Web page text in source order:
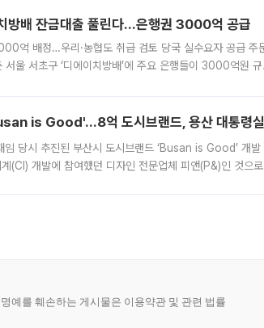
방배 잔금대출 풀린다…은행권 3000억 공급
억 배정…우리·농협도 취급 검토 당국 실수요자 공급 주
울 서초구 ‘디에이치방배’에 주요 은행들이 3000억원
is Good'…8억 도시브랜드, 용산 대통령
임 당시 추진된 부산시 도시브랜드 ‘Busan is Good’ 개
(CI) 개발에 참여했던 디자인 전문업체 피앤(P&)인 것으